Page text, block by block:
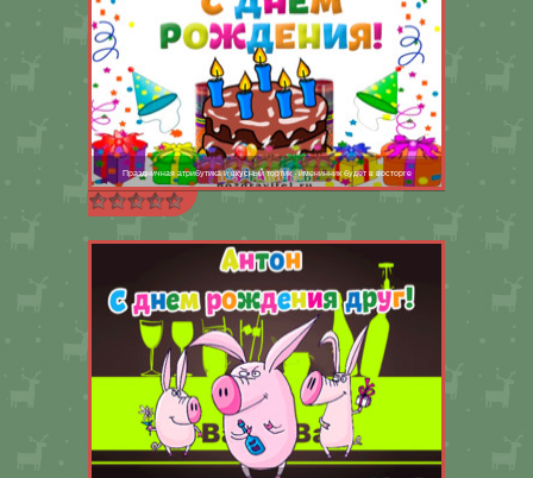
Праздничная атрибутика и вкусный тортик - именинник будет в восторге